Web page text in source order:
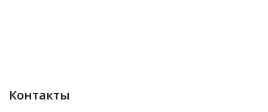
Контакты